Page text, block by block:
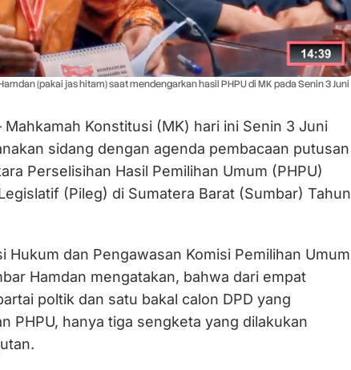
(pakai jas hitam) saat mendengarkan hasil PHPU di MK pada Senin 3 Juni
Konstitusi (MK) hari ini Senin 3 Juni
sidang dengan agenda pembacaan putusan
Perselisihan Hasil Pemilihan Umum (PHPU)
(Pileg) di Sumatera Barat (Sumbar) Tahun
Hukum dan Pengawasan Komisi Pemilihan Umum
Hamdan mengatakan, bahwa dari empat
poltik dan satu bakal calon DPD yang
PHPU, hanya tiga sengketa yang dilakukan